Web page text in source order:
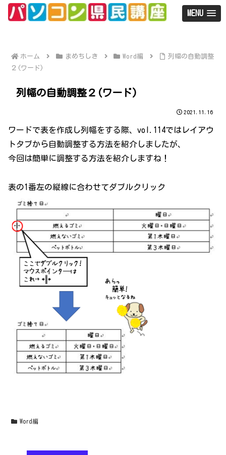
MENU
ホーム まめちしき Word編
列幅の自動調整
２(ワード)
列幅の自動調整２(ワード)
2021.11.16
ワードで表を作成し列幅をする際、vol.114ではレイアウ
トタブから自動調整する方法を紹介しましたが、
今回は簡単に調整する方法を紹介しますね！
表の1番左の縦線に合わせてダブルクリック
Word編